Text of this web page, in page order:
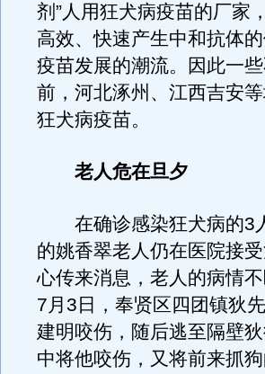
剂”人用狂犬病疫苗的厂家
高效、快速产生中和抗体
疫苗发展的潮流。因此一
前，河北涿州、江西吉安
狂犬病疫苗。
老人危在旦夕
在确诊感染狂犬病的3
的姚香翠老人仍在医院接
心传来消息，老人的病情
7月3日，奉贤区四团镇狄
建明咬伤，随后逃至隔壁
中将他咬伤，又将前来抓